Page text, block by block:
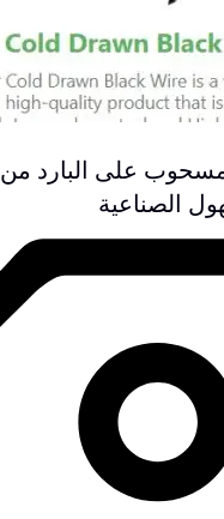
على البارد من
الصناعية